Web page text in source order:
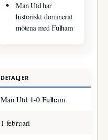
Man Utd har
historiskt dominerat
mötena med Fulham
DETALJER
Man Utd 1-0 Fulham
1 februari